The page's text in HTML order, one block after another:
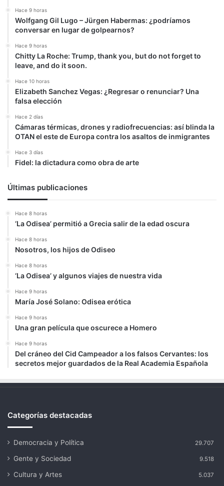
Hace 9 horas
Wolfgang Gil Lugo – Jürgen Habermas: ¿podríamos
conversar en lugar de golpearnos?
Hace 9 horas
Chitty La Roche: Trump, thank you, but do not forget to
leave, and do it soon.
Hace 10 horas
Elizabeth Sanchez Vegas: ¿Regresar o renunciar? Una
falsa elección
Hace 2 días
Cámaras térmicas, drones y radiofrecuencias: así blinda la
OTAN el este de Europa contra los asaltos de inmigrantes
Hace 3 días
Fidel: la dictadura como obra de arte
Últimas publicaciones
Hace 8 horas
‘La Odisea’ permitió a Grecia salir de la edad oscura
Hace 8 horas
Nosotros, los hijos de Odiseo
Hace 8 horas
‘La Odisea’ y algunos viajes de nuestra vida
Hace 9 horas
María José Solano: Odisea erótica
Hace 9 horas
Una gran película que oscurece a Homero
Hace 9 horas
Del cráneo del Cid Campeador a los falsos Cervantes: los
secretos mejor guardados de la Real Academia Española
Categorías destacadas
Democracia y Política 29.707
Gente y Sociedad 9.518
Cultura y Artes 5.037